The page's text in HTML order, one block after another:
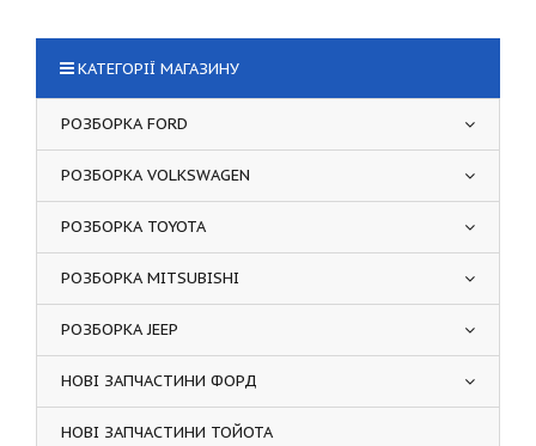
КАТЕГОРІЇ МАГАЗИНУ
РОЗБОРКА FORD
РОЗБОРКА VOLKSWAGEN
РОЗБОРКА TOYOTA
РОЗБОРКА MITSUBISHI
РОЗБОРКА JEEP
НОВІ ЗАПЧАСТИНИ ФОРД
НОВІ ЗАПЧАСТИНИ ТОЙОТА